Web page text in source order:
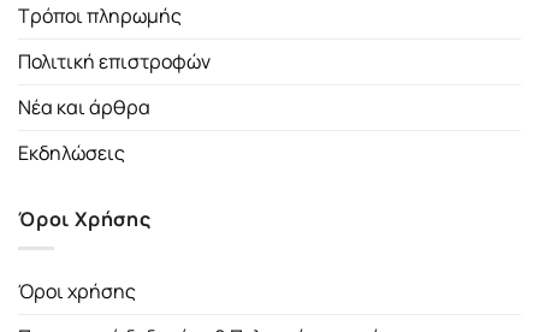
Τρόποι πληρωμής
Πολιτική επιστροφών
Νέα και άρθρα
Εκδηλώσεις
Όροι Χρήσης
Όροι χρήσης